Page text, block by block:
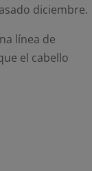
diciembre.
línea de
el cabello